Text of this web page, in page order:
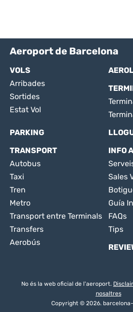
Aeroport de Barcelona
VOLS
Arribades
Sortides
Estat Vol
PARKING
TRANSPORT
Autobus
Taxi
Tren
Metro
Transport entre Terminals
Transfers
Aerobús
INFO
Sales
Guía
FAQs
Tips
No és la web oficial de l'aeroport.
nosaltres
Copyright © 2026.